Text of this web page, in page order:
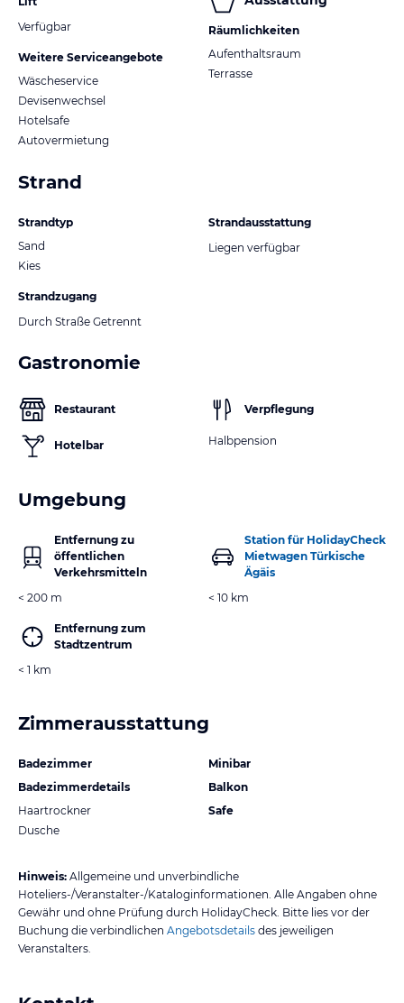
Verfügbar
Weitere Serviceangebote
Wäscheservice
Devisenwechsel
Hotelsafe
Autovermietung
Räumlichkeiten
Aufenthaltsraum
Terrasse
Strand
Strandtyp
Sand
Kies
Strandzugang
Durch Straße Getrennt
Strandausstattung
Liegen verfügbar
Gastronomie
Restaurant
Hotelbar
Verpflegung
Halbpension
Umgebung
Entfernung zu
öffentlichen
Verkehrsmitteln
< 200 m
Entfernung zum
Stadtzentrum
< 1 km
Station für HolidayCheck
Mietwagen Türkische
Ägäis
< 10 km
Zimmerausstattung
Badezimmer
Badezimmerdetails
Haartrockner
Dusche
Minibar
Balkon
Safe
Hinweis: Allgemeine und unverbindliche
Hoteliers-/Veranstalter-/Kataloginformationen. Alle Angaben ohne
Gewähr und ohne Prüfung durch HolidayCheck. Bitte lies vor der
Buchung die verbindlichen Angebotsdetails des jeweiligen
Veranstalters.